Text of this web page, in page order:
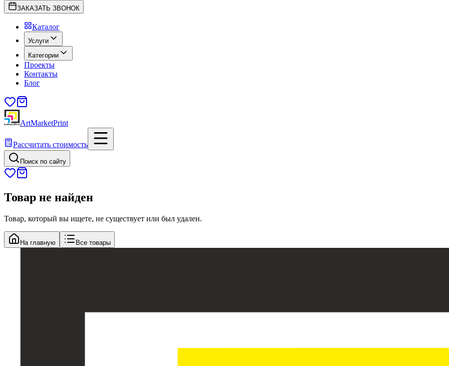
ЗАКАЗАТЬ ЗВОНОК
Каталог
Услуги
Категории
Проекты
Контакты
Блог
ArtMarketPrint
Рассчитать стоимость
Поиск по сайту
Товар не найден
Товар, который вы ищете, не существует или был удален.
На главную Все товары